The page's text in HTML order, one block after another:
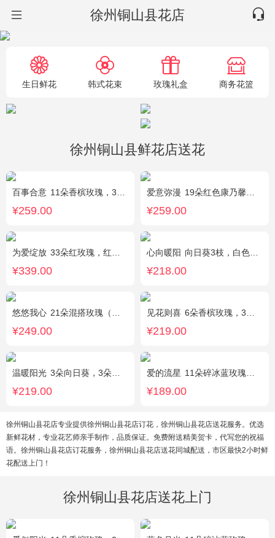
徐州铜山县花店
生日鲜花 韩式花束 玫瑰礼盒 商务花篮
徐州铜山县鲜花店送花
百事合意 11朵香槟玫瑰，3枝多头白百合，黄莺搭配
¥259.00
爱意弥漫 19朵红色康乃馨粉，2枝多头粉百合，黄莺、石竹梅搭配
¥259.00
为爱绽放 33朵红玫瑰，红豆、尤加利绿叶搭配
¥339.00
心向暖阳 向日葵3枝，白色洋桔梗0.5扎，绿色小雏菊2枝，雪柳0.1扎
¥218.00
悠悠我心 21朵混搭玫瑰（粉玫瑰+紫玫瑰），绿叶搭配
¥249.00
见花则喜 6朵香槟玫瑰，3朵向日葵，桔梗、绿叶搭配
¥219.00
温暖阳光 3朵向日葵，3朵香槟玫瑰，1枝多头白百合，配花、配草搭配
¥219.00
爱的流星 11朵碎冰蓝玫瑰，尤加利绿叶搭配
¥189.00
徐州铜山县花店专业提供徐州铜山县花店订花，徐州铜山县花店送花服务。优选
新鲜花材，专业花艺师亲手制作，品质保证。免费附送精美贺卡，代写您的祝福
语。徐州铜山县花店订花服务，徐州铜山县花店送花同城配送，市区最快2小时鲜
花配送上门！
徐州铜山县花店送花上门